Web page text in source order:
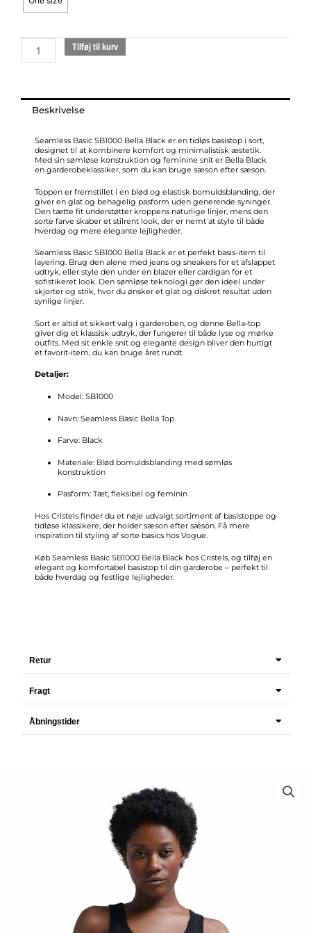
BELLA
Tilføj til kurv
Beskrivelse
Seamless Basic SB1000 Bella Black er en tidløs basistop i sort,
designet til at kombinere komfort og minimalistisk æstetik.
Med sin sømløse konstruktion og feminine snit er Bella Black
en garderobeklassiker, som du kan bruge sæson efter sæson.
Toppen er fremstillet i en blød og elastisk bomuldsblanding, der
giver en glat og behagelig pasform uden generende syninger.
Den tætte fit understøtter kroppens naturlige linjer, mens den
sorte farve skaber et stilrent look, der er nemt at style til både
hverdag og mere elegante lejligheder.
Seamless Basic SB1000 Bella Black er et perfekt basis-item til
layering. Brug den alene med jeans og sneakers for et afslappet
udtryk, eller style den under en blazer eller cardigan for et
sofistikeret look. Den sømløse teknologi gør den ideel under
skjorter og strik, hvor du ønsker et glat og diskret resultat uden
synlige linjer.
Sort er altid et sikkert valg i garderoben, og denne Bella-top
giver dig et klassisk udtryk, der fungerer til både lyse og mørke
outfits. Med sit enkle snit og elegante design bliver den hurtigt
et favorit-item, du kan bruge året rundt.
Detaljer:
Model: SB1000
Navn: Seamless Basic Bella Top
Farve: Black
Materiale: Blød bomuldsblanding med sømløs
konstruktion
Pasform: Tæt, fleksibel og feminin
Hos Cristels finder du et nøje udvalgt sortiment af basistoppe og
tidløse klassikere, der holder sæson efter sæson. Få mere
inspiration til styling af sorte basics hos Vogue.
Køb Seamless Basic SB1000 Bella Black hos Cristels, og tilføj en
elegant og komfortabel basistop til din garderobe – perfekt til
både hverdag og festlige lejligheder.
Retur
Fragt
Åbningstider